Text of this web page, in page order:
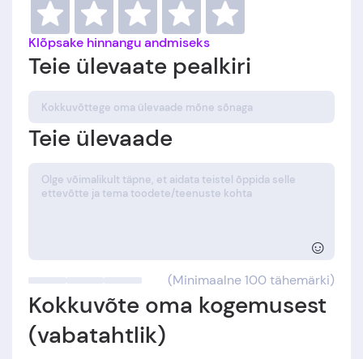
Klõpsake hinnangu andmiseks
Teie ülevaate pealkiri
Teie ülevaade
☺
(Minimaalne 100 tähemärki)
Kokkuvõte oma kogemusest
(vabatahtlik)